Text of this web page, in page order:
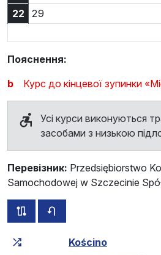
22
29
Пояснення:
b
Курс до кінцевої зупинки
Усі курси виконуються
засобами з низькою
Перевізник: Przedsiębiorstwo
Samochodowej w Szczecinie
всі схеми цього маршруту
Загальний час у дорозі
Kościno